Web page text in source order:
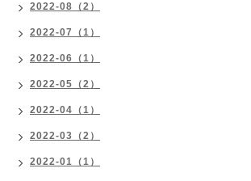
2022-08（2）
2022-07（1）
2022-06（1）
2022-05（2）
2022-04（1）
2022-03（2）
2022-01（1）